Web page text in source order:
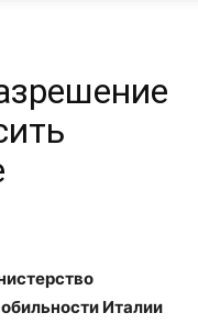
Италии